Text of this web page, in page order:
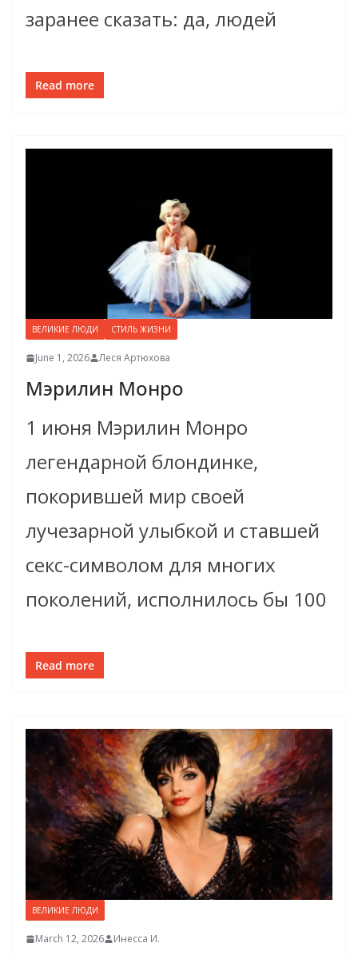
заранее сказать: да, людей
Read more
ВЕЛИКИЕ ЛЮДИ СТИЛЬ ЖИЗНИ
June 1, 2026 Леся Артюхова
Мэрилин Монро
1 июня Мэрилин Монро
легендарной блондинке,
покорившей мир своей
лучезарной улыбкой и ставшей
секс-символом для многих
поколений, исполнилось бы 100
Read more
ВЕЛИКИЕ ЛЮДИ
March 12, 2026 Инесса И.